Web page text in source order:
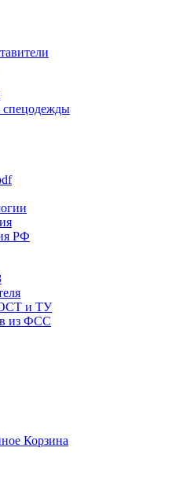
спецодежды
РФ
и ТУ
из ФСС
Корзина